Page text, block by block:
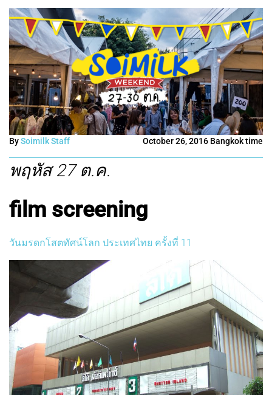
BySoimilk Staff October 26, 2016 Bangkok time
พฤหัส 27 ต.ค.
film screening
วันมรดกโสตทัศน์โลก ประเทศไทย ครั้งที่ 11